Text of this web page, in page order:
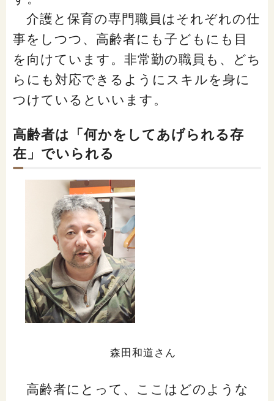
介護と保育の専門職員はそれぞれの仕
事をしつつ、高齢者にも子どもにも目
を向けています。非常勤の職員も、どち
らにも対応できるようにスキルを身に
つけているといいます。
高齢者は「何かをしてあげられる存
在」でいられる
森田和道さん
高齢者にとって、ここはどのような